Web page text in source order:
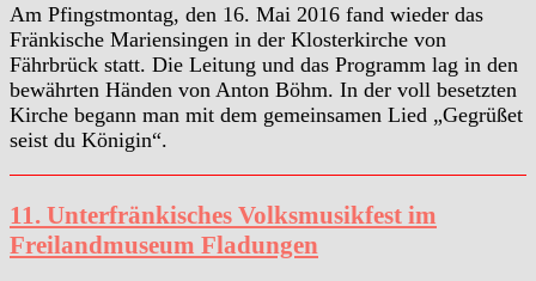
Am Pfingstmontag, den 16. Mai 2016 fand wieder das
Fränkische Mariensingen in der Klosterkirche von
Fährbrück statt. Die Leitung und das Programm lag in den
bewährten Händen von Anton Böhm. In der voll besetzten
Kirche begann man mit dem gemeinsamen Lied „Gegrüßet
seist du Königin“.
11. Unterfränkisches Volksmusikfest im
Freilandmuseum Fladungen